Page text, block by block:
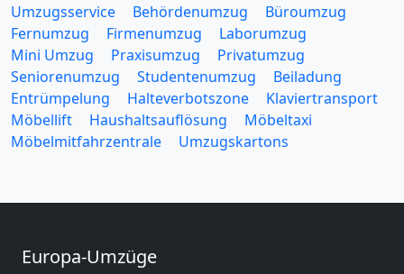
Umzugsservice Behördenumzug
Büroumzug
Fernumzug
Firmenumzug
Laborumzug
Mini Umzug
Praxisumzug
Privatumzug
Seniorenumzug
Studentenumzug
Beiladung
Entrümpelung
Halteverbotszone
Klaviertransport
Möbellift
Haushaltsauflösung
Möbeltaxi
Möbelmitfahrzentrale
Umzugskartons
Europa-Umzüge